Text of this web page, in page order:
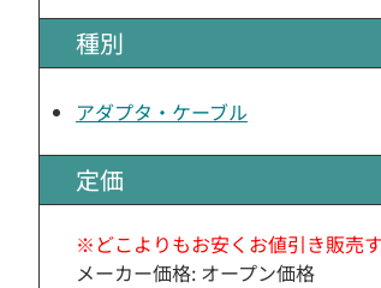
種別
アダプタ・ケーブル
定価
※どこよりもお安くお値引き販売
メーカー価格: オープン価格